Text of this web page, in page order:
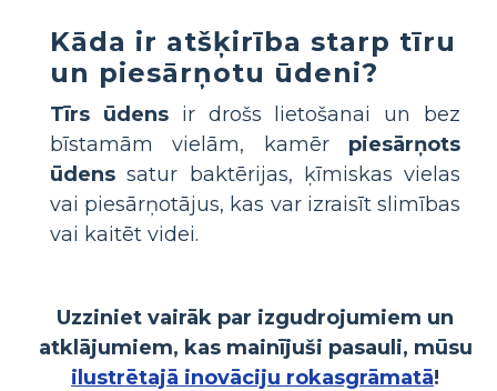
Kāda ir atšķirība starp tīru
un piesārņotu ūdeni?
Tīrs ūdensir drošs lietošanai un bez
bīstamām vielām, kamēr piesārņots
ūdens satur baktērijas, ķīmiskas vielas
vai piesārņotājus, kas var izraisīt slimības
vai kaitēt videi.
Uzziniet vairāk par izgudrojumiem un
atklājumiem, kas mainījuši pasauli, mūsu
ilustrētajā inovāciju rokasgrāmatā!